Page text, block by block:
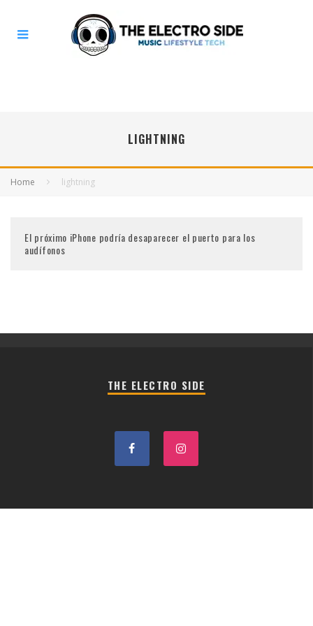
LIGHTNING
Home lightning
El próximo iPhone podría desaparecer el puerto para los
audífonos
THE ELECTRO SIDE